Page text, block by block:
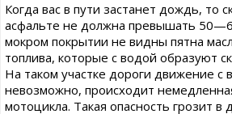
Когда вас в пути застанет дождь, то
асфальте не должна превышать
мокром покрытии не видны пятна
топлива, которые с водой образуют
На таком участке дороги движение с
невозможно, происходит
мотоцикла. Такая опасность грозит в